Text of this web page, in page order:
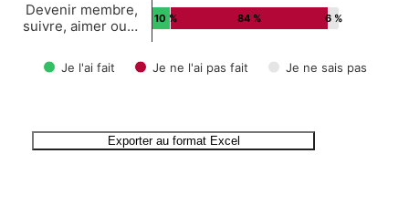
6 %
84 %
10 %
Je l'ai fait Je ne l'ai pas fait Je ne sais pas
Devenir membre,
suivre, aimer ou…
End of interactive chart.
Exporter au format Excel